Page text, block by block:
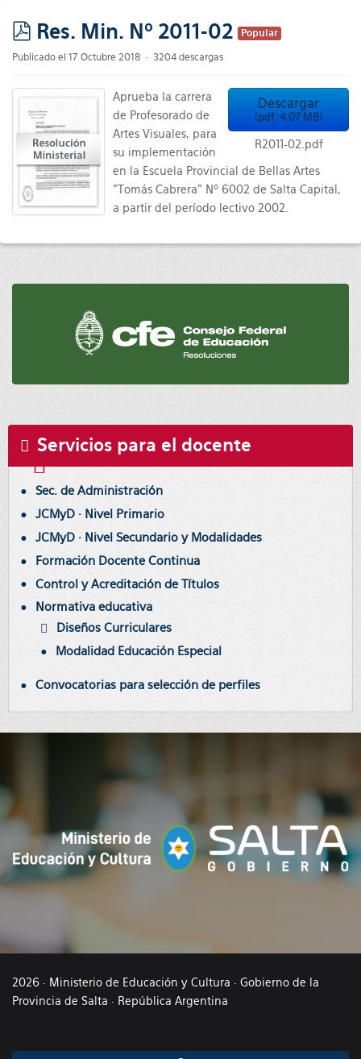
pdf
Res. Min. Nº 2011-02 Popular
Publicado el 17 Octubre 2018 3204 descargas
Descargar
(pdf, 4.07 MB)
R2011-02.pdf
Aprueba la carrera
de Profesorado de
Artes Visuales, para
su implementación
en la Escuela Provincial de Bellas Artes
"Tomás Cabrera" Nº 6002 de Salta Capital,
a partir del período lectivo 2002.
Servicios para el docente
Sec. de Administración
JCMyD · Nivel Primario
JCMyD · Nivel Secundario y Modalidades
Formación Docente Continua
Control y Acreditación de Títulos
Normativa educativa
Diseños Curriculares
Modalidad Educación Especial
Convocatorias para selección de perfiles
2026 · Ministerio de Educación y Cultura · Gobierno de la
Provincia de Salta · República Argentina